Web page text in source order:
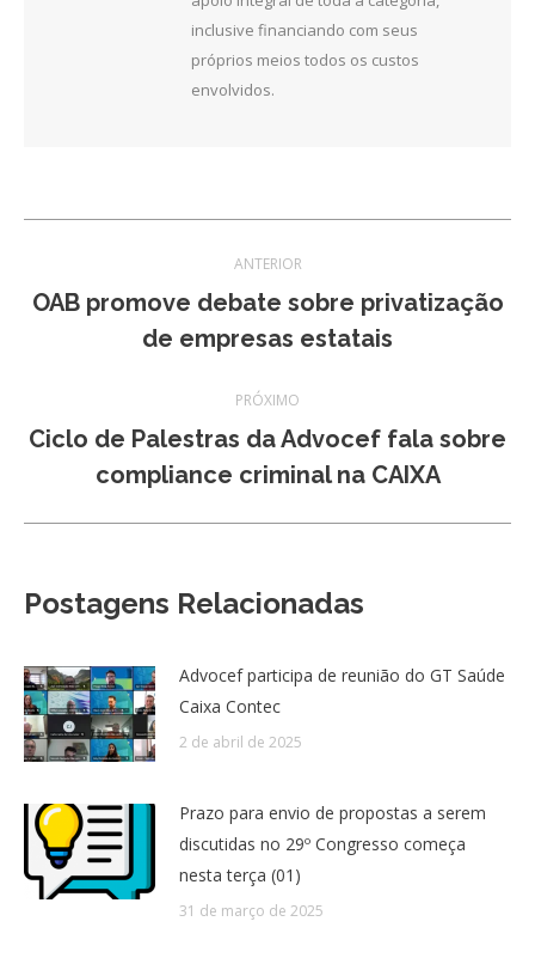
inclusive financiando com seus
próprios meios todos os custos
envolvidos.
de
ANTERIOR
Post
anterior:
OAB promove debate sobre privatização
de empresas estatais
PRÓXIMO
Próximo
post:
Ciclo de Palestras da Advocef fala sobre
compliance criminal na CAIXA
Postagens Relacionadas
Advocef participa de reunião do GT Saúde
Caixa Contec
2 de abril de 2025
Prazo para envio de propostas a serem
discutidas no 29º Congresso começa
nesta terça (01)
31 de março de 2025